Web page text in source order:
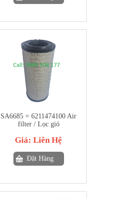
SA6685 = 6211474100 Air
filter / Lọc gió
Giá: Liên Hệ
Đặt Hàng